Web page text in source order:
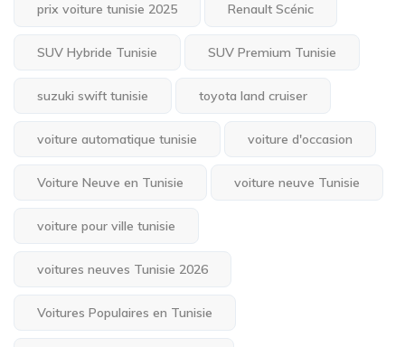
prix voiture tunisie 2025 Renault Scénic
SUV Hybride Tunisie SUV Premium Tunisie
suzuki swift tunisie toyota land cruiser
voiture automatique tunisie voiture d'occasion
Voiture Neuve en Tunisie voiture neuve Tunisie
voiture pour ville tunisie
voitures neuves Tunisie 2026
Voitures Populaires en Tunisie